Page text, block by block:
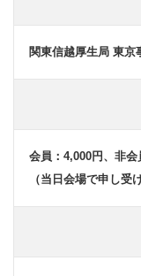
関東信越厚生局 東京
会員：4,000円、非会
（当日会場で申し受